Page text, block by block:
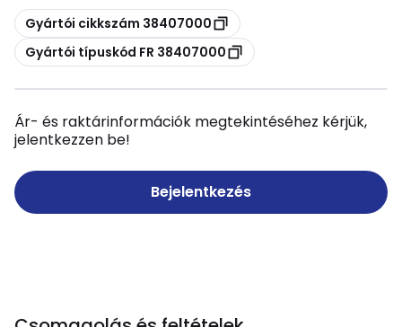
Másolás
Gyártói cikkszám 38407000
Másolás
Gyártói típuskód FR 38407000
Ár- és raktárinformációk megtekintéséhez kérjük,
jelentkezzen be!
Bejelentkezés